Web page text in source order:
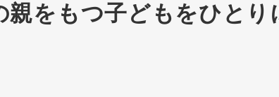
をもつ子どもをひとり